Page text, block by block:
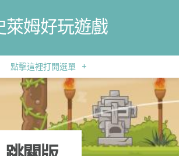
萊姆好玩遊戲
點擊這裡打開選單 +